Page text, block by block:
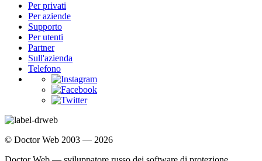
Per privati
Per aziende
Supporto
Per utenti
Partner
Sull'azienda
Telefono
© Doctor Web 2003 — 2026